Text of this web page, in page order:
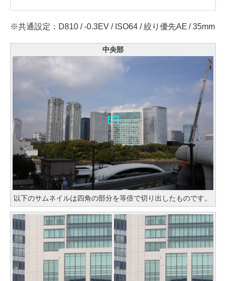
※共通設定：D810 / -0.3EV / ISO64 / 絞り優先AE / 35mm
中央部
以下のサムネイルは四角の部分を等倍で切り出したものです。